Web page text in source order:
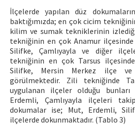
İlçelerde yapılan düz
baktığımızda; en çok cicim
kilim ve sumak tekniklerinin
tekniğinin en çok Anamur
Silifke, Çamlıyayla ve diğer
tekniğinin en çok Tarsus ilçesinde
Silifke, Mersin Merkez ilçe ve
görülmektedir. Zili tekniğinde
uygulanan ilçeler olduğu bunları
Erdemli, Çamlıyayla ilçeleri
dokumalar ise; Mut, Erdemli,
ilçelerde dokunmaktadır. (Tablo 3)